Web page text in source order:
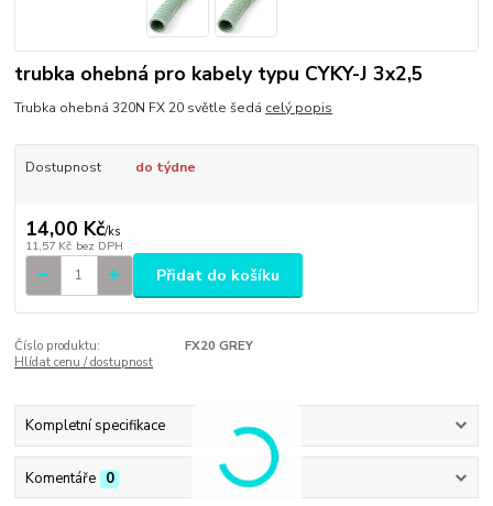
trubka ohebná pro kabely typu CYKY-J 3x2,5
Trubka ohebná 320N FX 20 světle šedá celý popis
Dostupnost do týdne
14,00 Kč/ks
11,57 Kč bez DPH
Přidat do košíku
Číslo produktu:
FX20 GREY
Hlídat cenu / dostupnost
Kompletní specifikace
Komentáře 0